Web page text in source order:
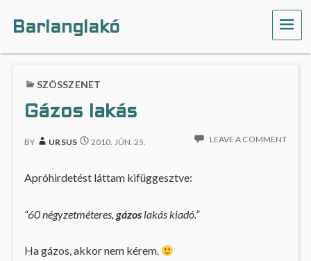
Barlanglakó
SZÖSSZENET
Gázos lakás
BY URSUS 2010. JÚN. 25. LEAVE A COMMENT
Apróhirdetést láttam kifüggesztve:
“60 négyzetméteres, gázoslakás kiadó.”
Ha gázos, akkor nem kérem.